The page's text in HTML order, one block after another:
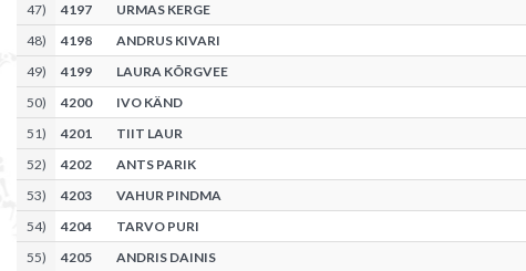
47) 4197 URMAS KERGE
48) 4198 ANDRUS KIVARI
49) 4199 LAURA KÕRGVEE
50) 4200 IVO KÄND
51) 4201 TIIT LAUR
52) 4202 ANTS PARIK
53) 4203 VAHUR PINDMA
54) 4204 TARVO PURI
55) 4205 ANDRIS DAINIS